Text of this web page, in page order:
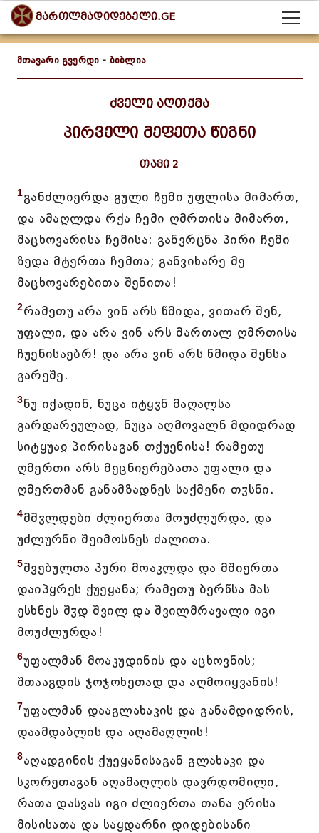
მართლმადიდებელი.GE
მთავარი გვერდი - ბიბლია
ძველი აღთქმა
პირველი მეფეთა წიგნი
თავი 2
1განძლიერდა გული ჩემი უფლისა მიმართ,
და ამაღლდა რქა ჩემი ღმრთისა მიმართ,
მაცხოვარისა ჩემისა: განვრცნა პირი ჩემი
ზედა მტერთა ჩემთა; განვიხარე მე
მაცხოვარებითა შენითა!
2რამეთუ არა ვინ არს წმიდა, ვითარ შენ,
უფალი, და არა ვინ არს მართალ ღმრთისა
ჩუენისაებრ! და არა ვინ არს წმიდა შენსა
გარეშე.
3ნუ იქადინ, ნუცა იტყჳნ მაღალსა
გარდარეულად, ნუცა აღმოვალნ მდიდრად
სიტყუაჲ პირისაგან თქუენისა! რამეთუ
ღმერთი არს მეცნიერებათა უფალი და
ღმერთმან განამზადნეს საქმენი თჳსნი.
4მშჳლდები ძლიერთა მოუძლურდა, და
უძლურნი შეიმოსნეს ძალითა.
5შვებულთა პური მოაკლდა და მშიერთა
დაიპყრეს ქუეყანა; რამეთუ ბერწსა მას
ესხნეს შჳდ შვილ და შვილმრავალი იგი
მოუძლურდა!
6უფალმან მოაკუდინის და აცხოვნის;
შთააგდის ჯოჯოხეთად და აღმოიყვანის!
7უფალმან დააგლახაკის და განამდიდრის,
დაამდაბლის და აღამაღლის!
8აღადგინის ქუეყანისაგან გლახაკი და
სკორეთაგან აღამაღლის დავრდომილი,
რათა დასვას იგი ძლიერთა თანა ერისა
მისისათა და საყდარნი დიდებისანი